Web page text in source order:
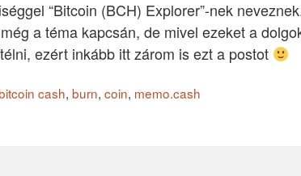
“Bitcoin (BCH) Explorer”-nek
a téma kapcsán, de mivel ezeket a
ezért inkább itt zárom is ezt a postot
cash, burn, coin, memo.cash